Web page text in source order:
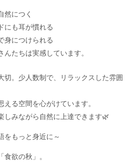
然につく
にも耳が慣れる
身につけられる
たちは実感しています。
切。少人数制で、リラックスした雰囲
える空間を心がけています。
しみながら自然に上達できます🌿
をもっと身近に～
欲の秋」。